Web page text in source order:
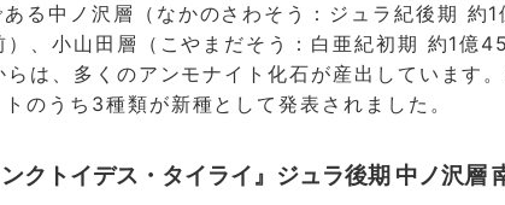
る中ノ沢層（なかのさわそう：ジュラ紀後期 約
、小山田層（こやまだそう：白亜紀初期 約1億
は、多くのアンモナイト化石が産出しています
のうち3種類が新種として発表されました。
ンクトイデス・タイライ』ジュラ後期 中ノ沢層